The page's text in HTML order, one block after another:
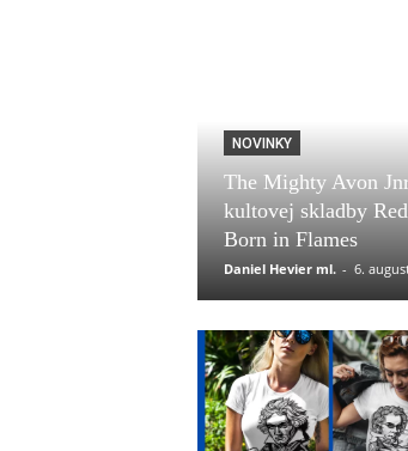
NOVINKY
The Mighty Avon
kultovej skladby
Born in Flames
Daniel Hevier ml. - 6.